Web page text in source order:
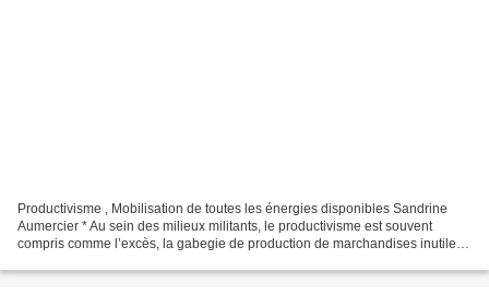
Productivisme , Mobilisation de toutes les énergies disponibles Sandrine
Aumercier * Au sein des milieux militants, le productivisme est souvent
compris comme l’excès, la gabegie de production de marchandises inutiles,